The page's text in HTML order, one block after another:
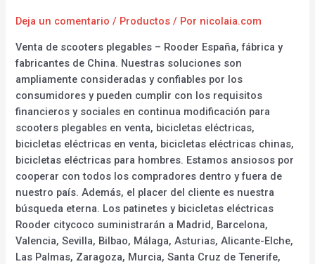
Deja un comentario / Productos / Por nicolaia.com
Venta de scooters plegables – Rooder España, fábrica y
fabricantes de China. Nuestras soluciones son
ampliamente consideradas y confiables por los
consumidores y pueden cumplir con los requisitos
financieros y sociales en continua modificación para
scooters plegables en venta, bicicletas eléctricas,
bicicletas eléctricas en venta, bicicletas eléctricas chinas,
bicicletas eléctricas para hombres. Estamos ansiosos por
cooperar con todos los compradores dentro y fuera de
nuestro país. Además, el placer del cliente es nuestra
búsqueda eterna. Los patinetes y bicicletas eléctricas
Rooder citycoco suministrarán a Madrid, Barcelona,
Valencia, Sevilla, Bilbao, Málaga, Asturias, Alicante-Elche,
Las Palmas, Zaragoza, Murcia, Santa Cruz de Tenerife,